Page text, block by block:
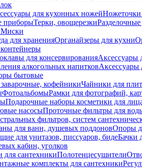
для кухонных ножей
приборыТерки, овощерезкиРазделочные
Миски
для храненияОрганайзеры для кухни
для консервированияАксессуары
алкогольных напитковАксессуары
бытовые
кофейникиЧайники для
ФотоальбомыРамки для фотографий,
Подарочные наборы косметики для
насосыПроточные фильтры для
фильтров, систем
для ванн, душевых поддоновОпоры
для унитазов, писсуаров, бидеБачки
кабин, уголков
для сантехникиПолотенцесушители
комплекты для сантехники